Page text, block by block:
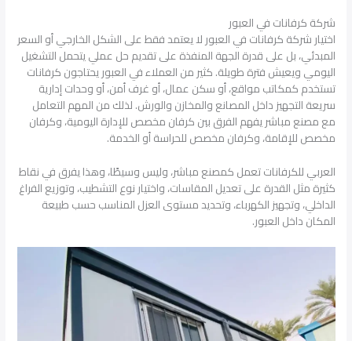
شركة كرفانات في العبور
اختيار شركة كرفانات في العبور لا يعتمد فقط على الشكل الخارجي أو السعر
المبدئي، بل على قدرة الجهة المنفذة على تقديم حل عملي يتحمل التشغيل
اليومي ويعيش فترة طويلة. كثير من العملاء في العبور يحتاجون كرفانات
تستخدم كمكاتب مواقع، أو سكن عمال، أو غرف أمن، أو وحدات إدارية
سريعة التجهيز داخل المصانع والمخازن والورش. لذلك من المهم التعامل
مع مصنع مباشر يفهم الفرق بين كرفان مخصص للإدارة اليومية، وكرفان
مخصص للإقامة، وكرفان مخصص للحراسة أو الخدمة.
العربي للكرفانات تعمل كمصنع مباشر، وليس وسيطًا، وهذا يفرق في نقاط
كثيرة مثل القدرة على تعديل المقاسات، واختيار نوع التشطيب، وتوزيع الفراغ
الداخلي، وتجهيز الكهرباء، وتحديد مستوى العزل المناسب حسب طبيعة
المكان داخل العبور.